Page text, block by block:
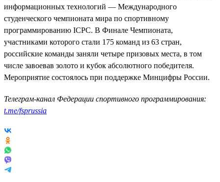
информационных технологий — Международного
студенческого чемпионата мира по спортивному
программированию ICPC. В Финале Чемпионата,
участниками которого стали 175 команд из 63 стран,
российские команды заняли четыре призовых места, в том
числе завоевав золото и кубок абсолютного победителя.
Мероприятие состоялось при поддержке Минцифры России.
Телеграм-канал Федерации спортивного программирования:
t.me/fsprussia